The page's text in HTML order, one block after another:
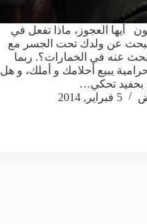
أيها العجوز، ماذا تفعل في
تبحث عن ولدك تحت الجسر مع
عنه في الخمارات؟. ربما
يبيع أحلامك و أملك، و هل
بحفيد تحكي…
5 فبراير, 2014